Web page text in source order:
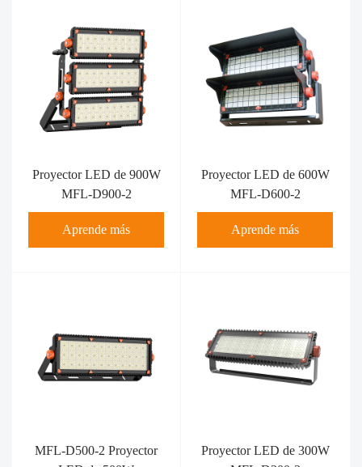
Proyector LED de 900W
MFL-D900-2
Aprende más
Proyector LED de 600W
MFL-D600-2
Aprende más
MFL-D500-2 Proyector
Proyector LED de 300W